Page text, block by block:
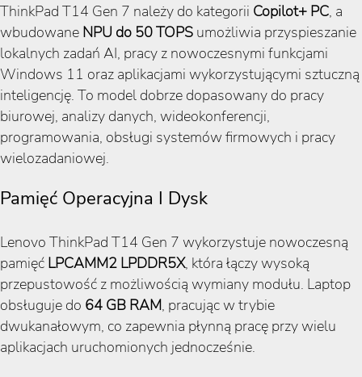
ThinkPad T14 Gen 7 należy do kategorii Copilot+ PC, a
wbudowane NPU do 50 TOPS umożliwia przyspieszanie
lokalnych zadań AI, pracy z nowoczesnymi funkcjami
Windows 11 oraz aplikacjami wykorzystującymi sztuczną
inteligencję. To model dobrze dopasowany do pracy
biurowej, analizy danych, wideokonferencji,
programowania, obsługi systemów firmowych i pracy
wielozadaniowej.
Pamięć Operacyjna I Dysk
Lenovo ThinkPad T14 Gen 7 wykorzystuje nowoczesną
pamięć LPCAMM2 LPDDR5X, która łączy wysoką
przepustowość z możliwością wymiany modułu. Laptop
obsługuje do 64 GB RAM, pracując w trybie
dwukanałowym, co zapewnia płynną pracę przy wielu
aplikacjach uruchomionych jednocześnie.